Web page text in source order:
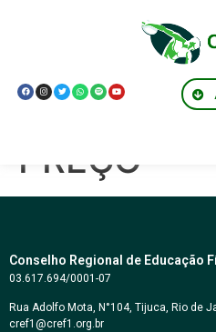
PREGÃO
012/2022
PREÇO
Conselho Regional de Educação
03.617.694/0001-07
Rua Adolfo Mota, N°104, Tijuca, Rio de
cref1@cref1.org.br